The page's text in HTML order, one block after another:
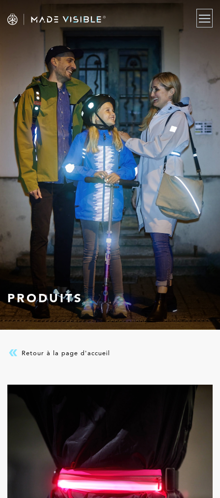
PRODUITS
Retour à la page d'accueil